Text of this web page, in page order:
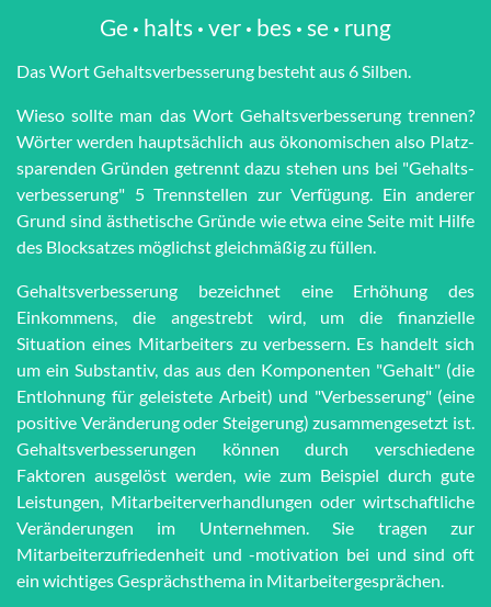
Ge · halts · ver · bes · se · rung
Das Wort Ge­halts­ver­bes­se­rung besteht aus 6 Silben.
Wieso sollte man das Wort Ge­halts­ver­bes­se­rung trennen?
Wörter werden haupt­sächlich aus öko­no­mi­schen also Platz­
spar­en­den Grün­den getrennt dazu stehen uns bei "Ge­halts­
ver­bes­se­rung" 5 Trenn­stel­len zur Ver­fü­gung. Ein anderer
Grund sind äs­the­tische Grün­de wie et­wa eine Seite mit Hilfe
des Block­satzes möglichst gleich­mä­ßig zu füllen.
Gehaltsverbesserung bezeichnet eine Erhöhung des
Einkommens, die angestrebt wird, um die finanzielle
Situation eines Mitarbeiters zu verbessern. Es handelt sich
um ein Substantiv, das aus den Komponenten "Gehalt" (die
Entlohnung für geleistete Arbeit) und "Verbesserung" (eine
positive Veränderung oder Steigerung) zusammengesetzt ist.
Gehaltsverbesserungen können durch verschiedene
Faktoren ausgelöst werden, wie zum Beispiel durch gute
Leistungen, Mitarbeiterverhandlungen oder wirtschaftliche
Veränderungen im Unternehmen. Sie tragen zur
Mitarbeiterzufriedenheit und -motivation bei und sind oft
ein wichtiges Gesprächsthema in Mitarbeitergesprächen.